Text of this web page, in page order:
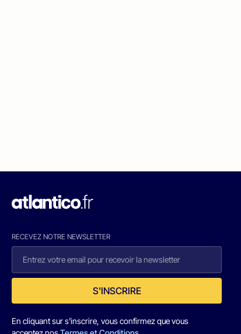
RECEVEZ NOTRE NEWSLETTER
S'INSCRIRE
En cliquant sur s'inscrire, vous confirmez que vous